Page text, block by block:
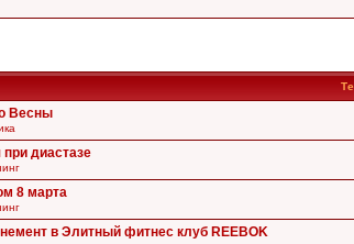
Весны
диастазе
8 марта
в Элитный фитнес клуб REEBOK